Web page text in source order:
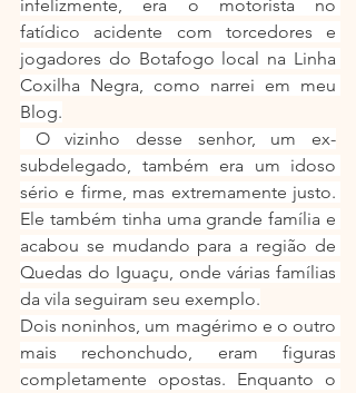
infelizmente, era o motorista no
fatídico acidente com torcedores e
jogadores do Botafogo local na Linha
Coxilha Negra, como narrei em meu
Blog.
O vizinho desse senhor, um ex-
subdelegado, também era um idoso
sério e firme, mas extremamente justo.
Ele também tinha uma grande família e
acabou se mudando para a região de
Quedas do Iguaçu, onde várias famílias
da vila seguiram seu exemplo.
Dois noninhos, um magérimo e o outro
mais rechonchudo, eram figuras
completamente opostas. Enquanto o